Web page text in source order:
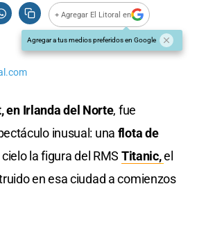
+ Agregar El Litoral en
Agregar a tus medios preferidos en Google
en Irlanda del Norte, fue
inusual: una flota de
la figura del RMS Titanic,el
en esa ciudad a comienzos